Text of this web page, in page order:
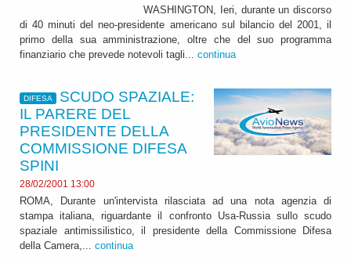
WASHINGTON, Ieri, durante un discorso
di 40 minuti del neo-presidente americano sul bilancio del 2001, il
primo della sua amministrazione, oltre che del suo programma
finanziario che prevede notevoli tagli... continua
DIFESA
SCUDO SPAZIALE:
IL PARERE DEL
PRESIDENTE DELLA
COMMISSIONE DIFESA
SPINI
28/02/2001 13:00
ROMA, Durante un'intervista rilasciata ad una nota agenzia di
stampa italiana, riguardante il confronto Usa-Russia sullo scudo
spaziale antimissilistico, il presidente della Commissione Difesa
della Camera,... continua